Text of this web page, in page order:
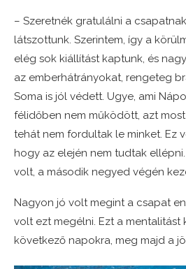
– Szeretnék gratulálni a
látszottunk. Szerintem, így a
elég sok kiállítást kaptunk, és
az emberhátrányokat, rengeteg
Soma is jól védett. Ugye, ami
félidőben nem működött, azt
tehát nem fordultak le minket. Ez
hogy az elején nem tudtak ellépni.
volt, a második negyed végén
Nagyon jó volt megint a csapat
volt ezt megélni. Ezt a mentalitást
következő napokra, meg majd a